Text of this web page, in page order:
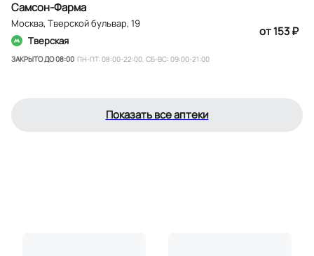
Самсон-Фарма
Москва, Тверской бульвар, 19
Тверская
ЗАКРЫТО ДО 08:00 ПН-ПТ: 08:00-22:00, СБ-ВС: 09:00-21:00
от 153 ₽
Показать все аптеки